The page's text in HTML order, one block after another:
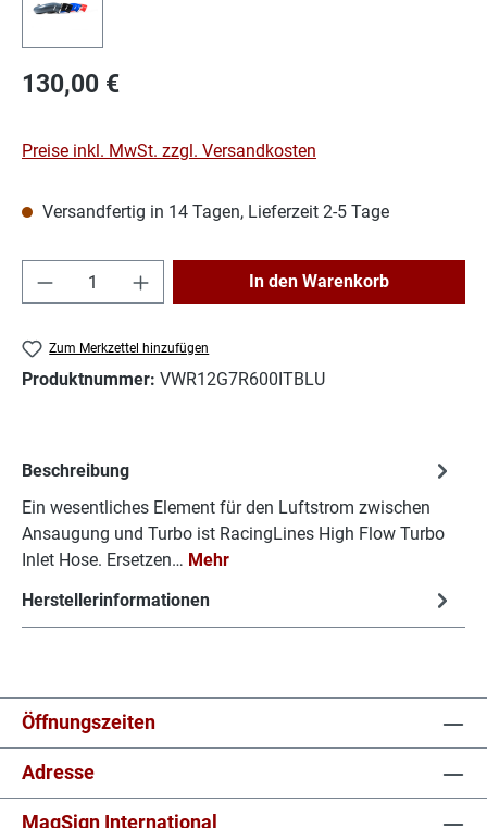
Regulärer Preis:
130,00 €
Preise inkl. MwSt. zzgl. Versandkosten
Versandfertig in 14 Tagen, Lieferzeit 2-5 Tage
Produkt Anzahl: Gib den gewünschten
In den Warenkorb
Zum Merkzettel hinzufügen
Produktnummer: VWR12G7R600ITBLU
Beschreibung
Ein wesentliches Element für den Luftstrom zwischen
Ansaugung und Turbo ist RacingLines High Flow Turbo
Inlet Hose. Ersetzen… Mehr
Herstellerinformationen
Öffnungszeiten
Adresse
MagSign International